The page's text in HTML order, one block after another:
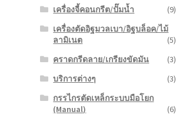
เครื่องจี้คอนกรีต/ปั๊มน้ำ
(9)
เครื่องตัดอิฐมวลเบา/อิฐบล็อค/ไม้
ลามิเนต
(5)
คราดกรีดลาย/เกรียงขัดมัน
(3)
บริการต่างๆ
(3)
กรรไกรตัดเหล็กระบบมือโยก
(Manual)
(6)